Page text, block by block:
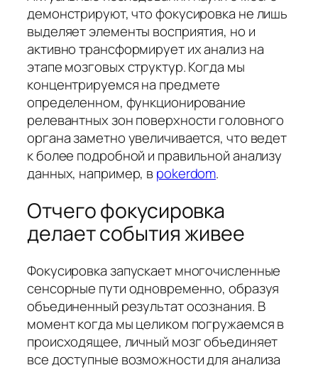
демонстрируют, что фокусировка не лишь
выделяет элементы восприятия, но и
активно трансформирует их анализ на
этапе мозговых структур. Когда мы
концентрируемся на предмете
определенном, функционирование
релевантных зон поверхности головного
органа заметно увеличивается, что ведет
к более подробной и правильной анализу
данных, например, вpokerdom.
Отчего фокусировка
делает события живее
Фокусировка запускает многочисленные
сенсорные пути одновременно, образуя
объединенный результат осознания. В
момент когда мы целиком погружаемся в
происходящее, личный мозг объединяет
все доступные возможности для анализа